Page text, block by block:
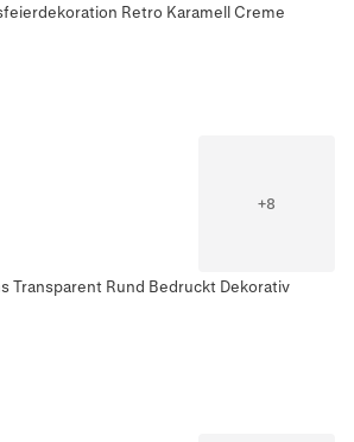
Retro Karamell Creme
+8
Transparent Rund Bedruckt Dekorativ